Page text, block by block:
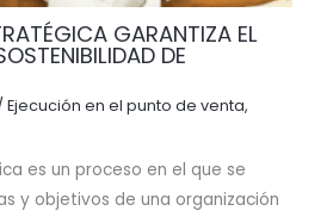
GARANTIZA EL
DE
Ejecución en el punto de venta,
es un proceso en el que se
y objetivos de una organización